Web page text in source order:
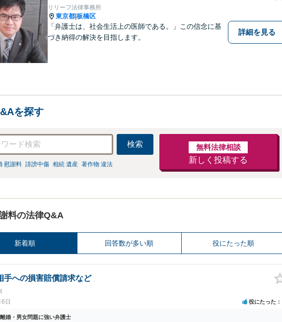
リリーフ法律事務所
東京都 板橋区
「弁護士は、社会生活上の医師である。」この信念に基
づき納得の解決を目指します。
詳細を見る
を探す
検索
慰謝料 誹謗中傷 相続 遺産 著作物 違法
無料法律相談
新しく投稿する
料の法律Q&A
新着順 回答数が多い順 役にたった順
手への損害賠償請求など
日 役にたった
離婚・男女問題に強い弁護士